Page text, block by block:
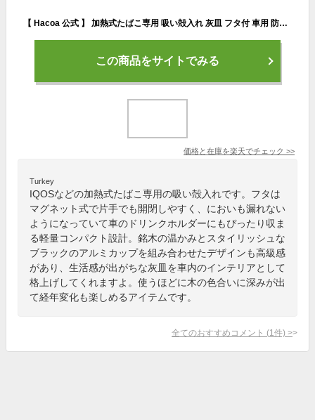
【 Hacoa 公式 】 加熱式たばこ専用 吸い殻入れ 灰皿 フタ付 車用 防臭 IQOS glo ヒートスティック 木製 人気 ギフト 名入れ 電子タバコ おしゃれ シンプル 誕生日 父の日 クリスマス 退職祝い 送別会 男性 女性 プレゼント 木香屋 ハコア +LUMBER ■「HEATSTICKS TRAY」
この商品をサイトでみる
価格と在庫を楽天でチェック >>
Turkey
IQOSなどの加熱式たばこ専用の吸い殻入れです。フタは
マグネット式で片手でも開閉しやすく、においも漏れない
ようになっていて車のドリンクホルダーにもぴったり収ま
る軽量コンパクト設計。銘木の温かみとスタイリッシュな
ブラックのアルミカップを組み合わせたデザインも高級感
があり、生活感が出がちな灰皿を車内のインテリアとして
格上げしてくれますよ。使うほどに木の色合いに深みが出
て経年変化も楽しめるアイテムです。
全てのおすすめコメント (1 件) >